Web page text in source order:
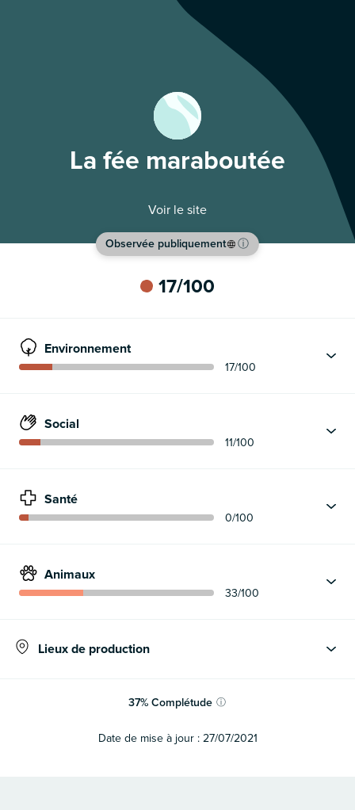
La fée maraboutée
Voir le site
Observée publiquement ⓘ
17/100
Environnement
17/100
Social
11/100
Santé
0/100
Animaux
33/100
Lieux de production
37% Complétude ⓘ
Date de mise à jour : 27/07/2021